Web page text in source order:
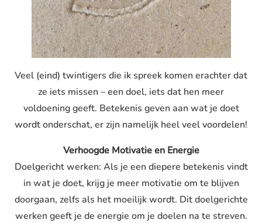
Veel (eind) twintigers die ik spreek komen erachter dat
ze iets missen – een doel, iets dat hen meer
voldoening geeft. Betekenis geven aan wat je doet
wordt onderschat, er zijn namelijk heel veel voordelen!
Verhoogde Motivatie en Energie
Doelgericht werken: Als je een diepere betekenis vindt
in wat je doet, krijg je meer motivatie om te blijven
doorgaan, zelfs als het moeilijk wordt. Dit doelgerichte
werken geeft je de energie om je doelen na te streven.